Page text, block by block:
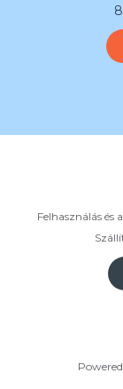
Felhasználás és